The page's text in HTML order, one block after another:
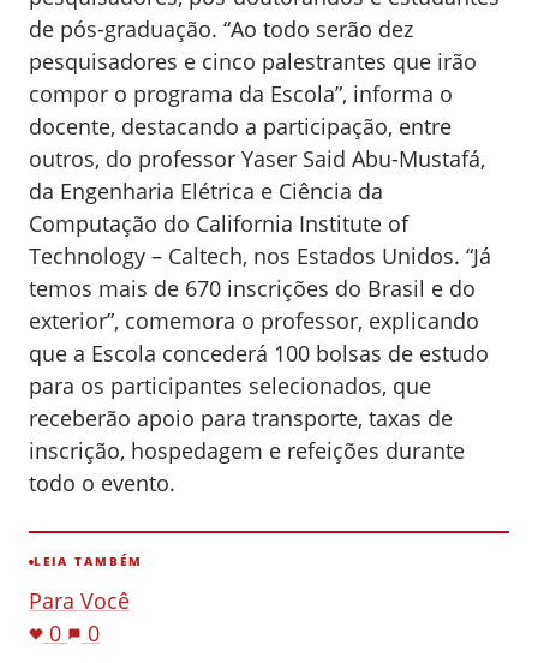
de pós-graduação. “Ao todo serão dez
pesquisadores e cinco palestrantes que irão
compor o programa da Escola”, informa o
docente, destacando a participação, entre
outros, do professor Yaser Said Abu-Mustafá,
da Engenharia Elétrica e Ciência da
Computação do California Institute of
Technology – Caltech, nos Estados Unidos. “Já
temos mais de 670 inscrições do Brasil e do
exterior”, comemora o professor, explicando
que a Escola concederá 100 bolsas de estudo
para os participantes selecionados, que
receberão apoio para transporte, taxas de
inscrição, hospedagem e refeições durante
todo o evento.
LEIA TAMBÉM
Para Você
0
0